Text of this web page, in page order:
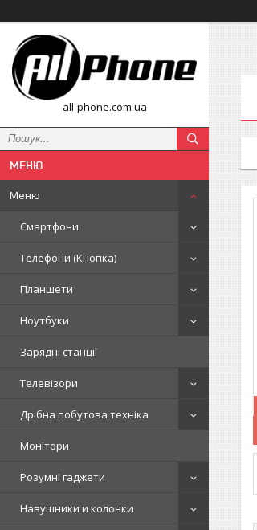
all-phone.com.ua
Меню
Смартфони
Телефони (Кнопка)
Планшети
Ноутбуки
Зарядні станції
Телевізори
Дрібна побутова техніка
Монітори
Розумні гаджети
Навушники и колонки